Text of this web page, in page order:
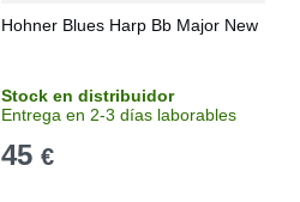
Hohner Blues Harp Bb Major New
Stock en distribuidor
Entrega en 2-3 días laborables
45 €